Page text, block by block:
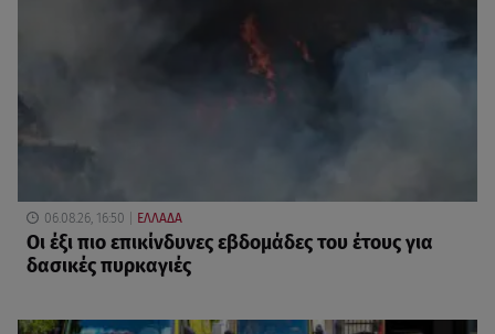
06.08.26, 16:50 ΕΛΛΑΔΑ
Οι έξι πιο επικίνδυνες εβδομάδες του έτους για
δασικές πυρκαγιές